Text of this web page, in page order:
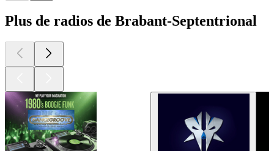
Plus de radios de Brabant-Septentrional